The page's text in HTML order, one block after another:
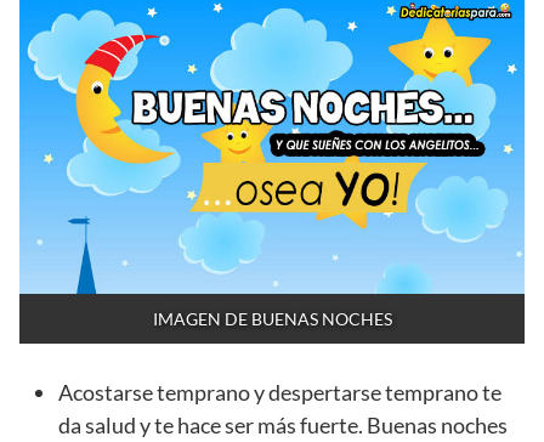
IMAGEN DE BUENAS NOCHES
Acostarse temprano y despertarse temprano te
da salud y te hace ser más fuerte. Buenas noches